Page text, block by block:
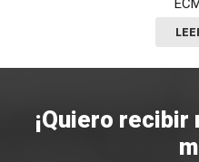
RALLY
¡Quiero recibir